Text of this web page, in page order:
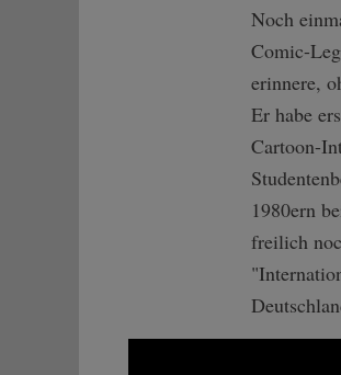
Noch
Comic-
erinnere,
Er habe
Cartoon-
1980ern
freilich